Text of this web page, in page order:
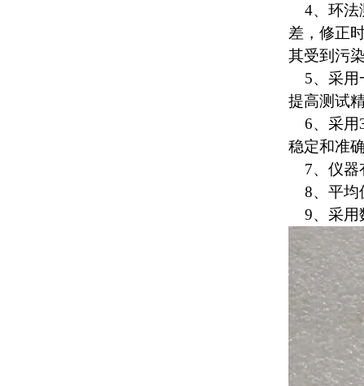
4、环法
差，修正
其受到污
5、采用
提高测试
6、采用
稳定和准
7、仪器
8、平均
9、采用